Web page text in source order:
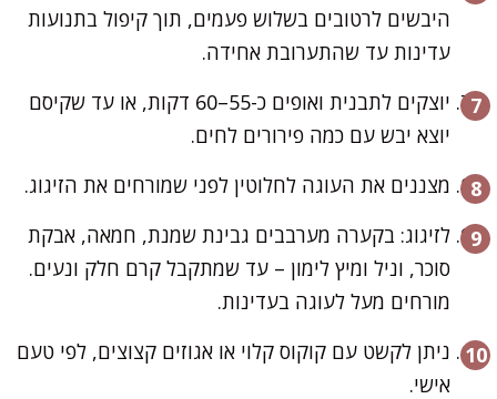
היבשים לרטובים בשלוש פעמים, תוך קיפול בתנועות
עדינות עד שהתערובת אחידה.
יוצקים לתבנית ואופים כ-55–60 דקות, או עד שקיסם
יוצא יבש עם כמה פירורים לחים.
מצננים את העוגה לחלוטין לפני שמורחים את הזיגוג.
לזיגוג: בקערה מערבבים גבינת שמנת, חמאה, אבקת
סוכר, וניל ומיץ לימון – עד שמתקבל קרם חלק ונעים.
מורחים מעל לעוגה בעדינות.
ניתן לקשט עם קוקוס קלוי או אגוזים קצוצים, לפי טעם
אישי.